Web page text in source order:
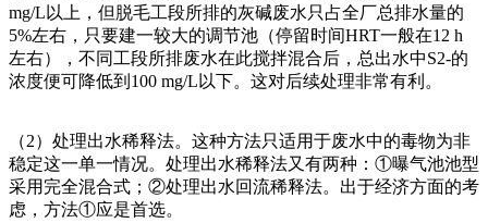
mg/L以上，但脱毛工段所排的灰碱废水只占全厂总排水量的
5%左右，只要建一较大的调节池（停留时间HRT一般在12 h
左右），不同工段所排废水在此搅拌混合后，总出水中S2-的
浓度便可降低到100 mg/L以下。这对后续处理非常有利。
（2）处理出水稀释法。这种方法只适用于废水中的毒物为非
稳定这一单一情况。处理出水稀释法又有两种：①曝气池池型
采用完全混合式；②处理出水回流稀释法。出于经济方面的考
虑，方法①应是首选。